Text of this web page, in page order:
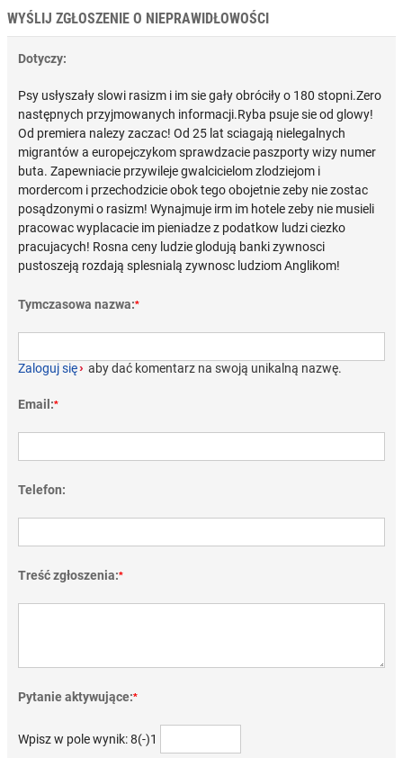
WYŚLIJ ZGŁOSZENIE O NIEPRAWIDŁOWOŚCI
Dotyczy:
Psy usłyszały slowi rasizm i im sie gały obróciły o 180 stopni.Zero
następnych przyjmowanych informacji.Ryba psuje sie od glowy!
Od premiera nalezy zaczac! Od 25 lat sciagają nielegalnych
migrantów a europejczykom sprawdzacie paszporty wizy numer
buta. Zapewniacie przywileje gwalcicielom zlodziejom i
mordercom i przechodzicie obok tego obojetnie zeby nie zostac
posądzonymi o rasizm! Wynajmuje irm im hotele zeby nie musieli
pracowac wyplacacie im pieniadze z podatkow ludzi ciezko
pracujacych! Rosna ceny ludzie glodują banki zywnosci
pustoszeją rozdają splesnialą zywnosc ludziom Anglikom!
Tymczasowa nazwa:*
Zaloguj się› aby dać komentarz na swoją unikalną nazwę.
Email:*
Telefon:
Treść zgłoszenia:*
Pytanie aktywujące:*
Wpisz w pole wynik: 8(-)1